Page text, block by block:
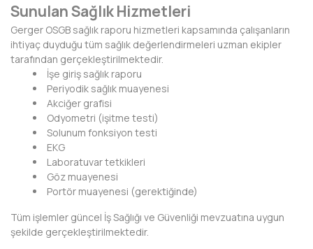
KARAMAN
KARS
KASTAMONU
KAYSERİ
KIRIKKALE
KIRKLARELİ
KIRŞEHİR
KOCAELİ
Sunulan Sağlık Hizmetleri
Gerger OSGB sağlık raporu hizmetleri kapsamında çalışanların
ihtiyaç duyduğu tüm sağlık değerlendirmeleri uzman ekipler
tarafından gerçekleştirilmektedir.
İşe giriş sağlık raporu
Periyodik sağlık muayenesi
Akciğer grafisi
Odyometri (işitme testi)
Solunum fonksiyon testi
EKG
Laboratuvar tetkikleri
Göz muayenesi
Portör muayenesi (gerektiğinde)
Tüm işlemler güncel İş Sağlığı ve Güvenliği mevzuatına uygun
şekilde gerçekleştirilmektedir.